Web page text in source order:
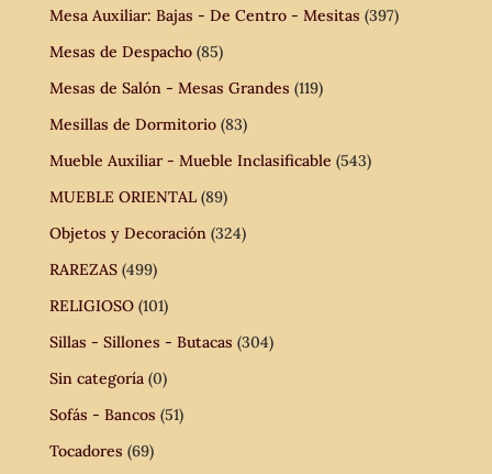
Mesa Auxiliar: Bajas - De Centro - Mesitas (397)
Mesas de Despacho (85)
Mesas de Salón - Mesas Grandes (119)
Mesillas de Dormitorio (83)
Mueble Auxiliar - Mueble Inclasificable (543)
MUEBLE ORIENTAL (89)
Objetos y Decoración (324)
RAREZAS (499)
RELIGIOSO (101)
Sillas - Sillones - Butacas (304)
Sin categoría (0)
Sofás - Bancos (51)
Tocadores (69)